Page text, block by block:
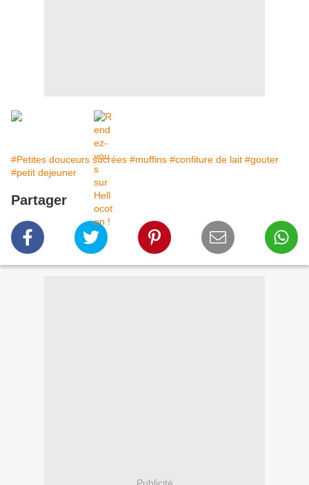
#Petites douceurs sucrées #muffins #confiture de lait #gouter
#petit dejeuner
Partager
Publicité